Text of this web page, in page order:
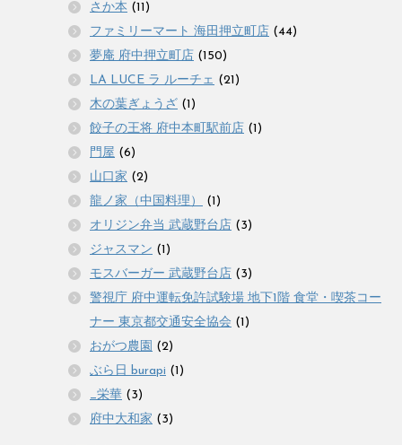
さか本 (11)
ファミリーマート 海田押立町店 (44)
夢庵 府中押立町店 (150)
LA LUCE ラ ルーチェ (21)
木の葉ぎょうざ (1)
餃子の王将 府中本町駅前店 (1)
門屋 (6)
山口家 (2)
龍ノ家（中国料理）
(1)
オリジン弁当 武蔵野台店 (3)
ジャスマン (1)
モスバーガー 武蔵野台店 (3)
警視庁 府中運転免許試験場 地下1階 食堂・喫茶コー
ナー 東京都交通安全協会 (1)
おがつ農園 (2)
ぶら日 burapi (1)
_栄華 (3)
府中大和家 (3)